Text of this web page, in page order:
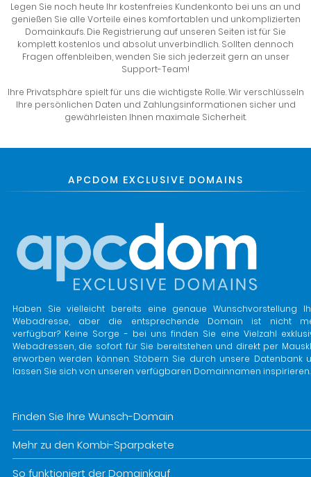
Legen Sie noch heute Ihr kostenfreies Kundenkonto bei uns an und
genießen Sie alle Vorteile eines komfortablen und unkomplizierten
Domainkaufs. Die Registrierung auf unseren Seiten ist für Sie
komplett kostenlos und absolut unverbindlich. Sollten dennoch
Fragen offenbleiben, wenden Sie sich jederzeit gern an unser
Support-Team!
Ihre Privatsphäre spielt für uns die wichtigste Rolle. Wir verschlüsseln
Ihre persönlichen Daten und Zahlungsinformationen sicher und
gewährleisten Ihnen maximale Sicherheit.
APCDOM EXCLUSIVE DOMAINS
Haben Sie vielleicht bereits eine genaue Wunschvorstellung
Webadresse, aber die entsprechende Domain ist nicht
verfügbar? Keine Sorge - bei uns finden Sie eine Vielzahl
Webadressen, die sofort für Sie bereitstehen und direkt per
erworben werden können. Stöbern Sie durch unsere Datenbank
lassen Sie sich von unseren verfügbaren Domainnamen inspirieren.
Finden Sie Ihre Wunsch-Domain
Mehr zu den Kombi-Sparpakete
So funktioniert der Domainkauf